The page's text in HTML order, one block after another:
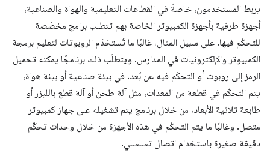
يربط المستخدمون، خاصةً في القطاعات التعليمية والهواة والصناعية،
أجهزة طرفية بأجهزة الكمبيوتر الخاصة بهم تتطلب برامج مخصّصة
للتحكّم فيها. على سبيل المثال، غالبًا ما تُستخدَم الروبوتات لتعليم برمجة
الكمبيوتر والإلكترونيات في المدارس. ويتطلّب ذلك برنامجًا يمكنه تحميل
الرمز إلى روبوت أو التحكّم فيه عن بُعد. في بيئة صناعية أو بيئة هواة،
يتم التحكّم في قطعة من المعدات، مثل آلة طحن أو آلة قطع بالليزر أو
طابعة ثلاثية الأبعاد، من خلال برنامج يتم تشغيله على جهاز كمبيوتر
متصل. وغالبًا ما يتم التحكّم في هذه الأجهزة من خلال وحدات تحكّم
دقيقة صغيرة باستخدام اتصال تسلسلي.